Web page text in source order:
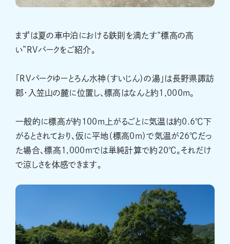
まずは夏の車中泊における鉄則を満たす“標高の高
い”RVパークをご紹介。
「RVパークゆーとろん水神（すいじん）の湯」は長野県諏訪
郡・入笠山の麓に位置し、標高はなんと約1,000m。
一般的に標高が約100m上がるごとに気温は約0.6℃下
がるとされており、仮に平地（標高0m）で気温が26℃だっ
た場合、標高1,000mでは単純計算で約20℃。それだけ
で涼しさを体感できます。